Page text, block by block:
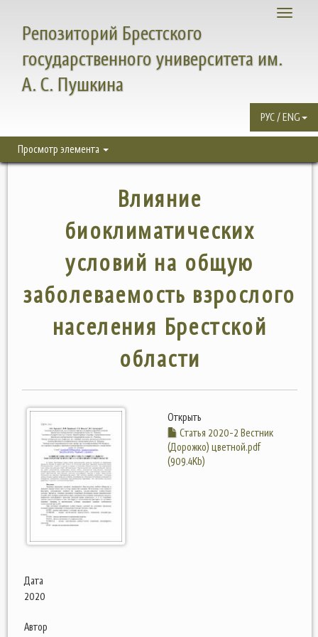
Toggle
Репозиторий Брестского
государственного университета им.
А. С. Пушкина
РУС / ENG
Просмотр элемента
Влияние
биоклиматических
условий на общую
заболеваемость взрослого
населения Брестской
области
Открыть
Статья 2020-2 Вестник
(Дорожко) цветной.pdf
(909.4Kb)
Дата
2020
Автор